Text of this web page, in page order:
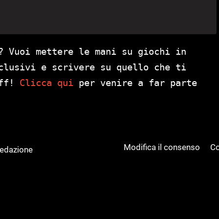
mettere le mani su giochi in
e scrivere su quello che ti
Clicca qui per venire a far parte
Modifica il consenso